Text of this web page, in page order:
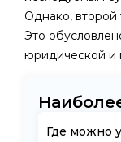
Однако, второй
Это
юридической и
Где можно